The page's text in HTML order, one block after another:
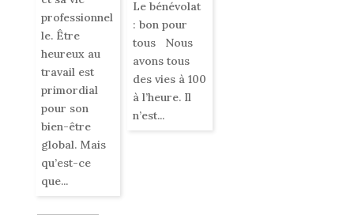
professionnel
le. Être
heureux au
travail est
primordial
pour son
bien-être
global. Mais
qu’est-ce
que...
Le bénévolat
: bon pour
tous Nous
avons tous
des vies à 100
à l’heure. Il
n’est...